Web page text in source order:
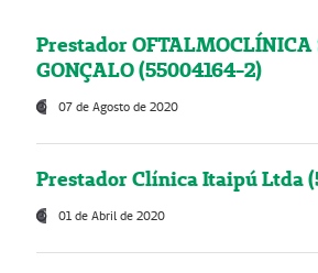
Prestador OFTALMOCLÍNICA
GONÇALO (55004164-2)
07 de Agosto de 2020
Prestador Clínica Itaipú Ltda
01 de Abril de 2020